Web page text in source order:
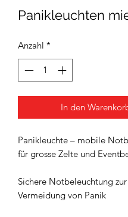
Panikleuchten
Anzahl *
In den
Panikleuchte – mobile
für grosse Zelte und
Sichere Notbeleuchtung zur
Vermeidung von Panik